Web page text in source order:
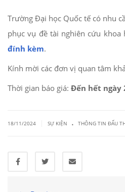
Trường Đại học Quốc tế có nhu
phục vụ đề tài nghiên cứu khoa
đính kèm.
Kính mời các đơn vị quan tâm
Thời gian báo giá: Đến hết ngày
18/11/2024 SỰ KIỆN . THÔNG TIN ĐẤU